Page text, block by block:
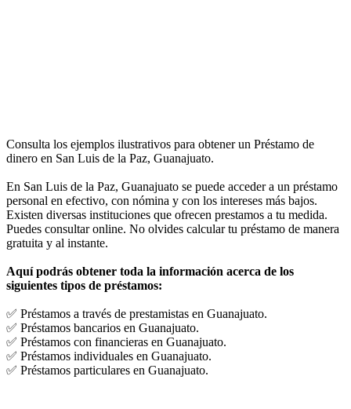
Consulta los ejemplos ilustrativos para obtener un Préstamo de
dinero en San Luis de la Paz, Guanajuato.
En San Luis de la Paz, Guanajuato se puede acceder a un préstamo
personal en efectivo, con nómina y con los intereses más bajos.
Existen diversas instituciones que ofrecen prestamos a tu medida.
Puedes consultar online. No olvides calcular tu préstamo de manera
gratuita y al instante.
Aquí podrás obtener toda la información acerca de los
siguientes tipos de préstamos:
✅ Préstamos a través de prestamistas en Guanajuato.
✅ Préstamos bancarios en Guanajuato.
✅ Préstamos con financieras en Guanajuato.
✅ Préstamos individuales en Guanajuato.
✅ Préstamos particulares en Guanajuato.